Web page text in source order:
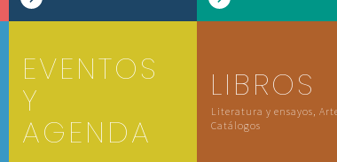
EVENTOS
Y
AGENDA
LIBROS
Literatura y ensayos,
Catálogos